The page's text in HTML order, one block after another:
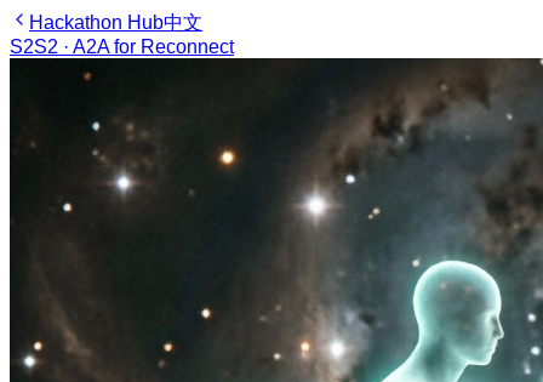
Hackathon Hub中文
S2S2 · A2A for Reconnect